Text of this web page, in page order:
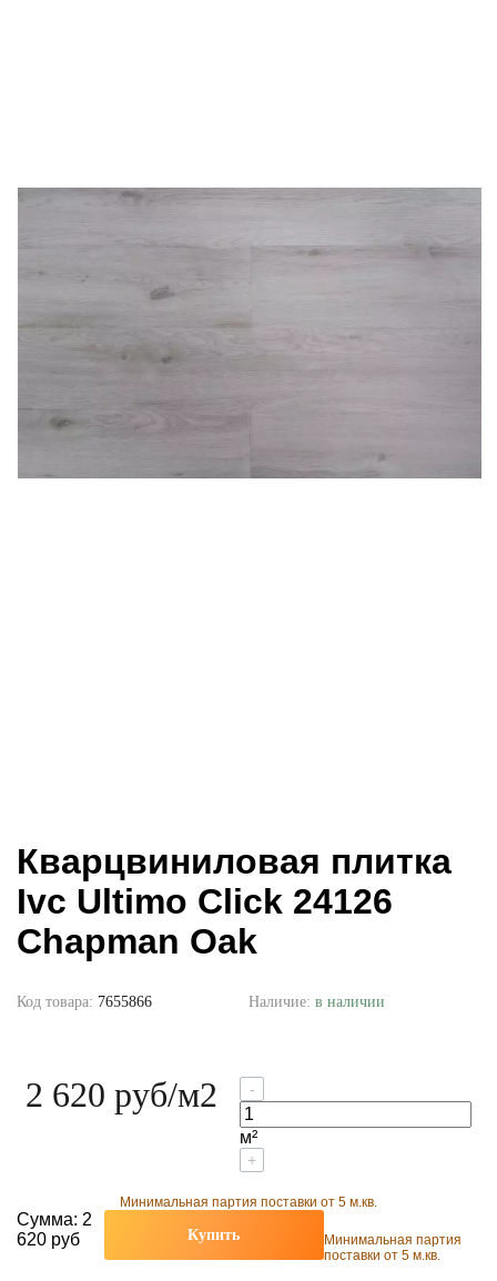
Кварцвиниловая плитка
Ivc Ultimo Click 24126
Chapman Oak
Код товара: 7655866 Наличие: в наличии
2 620 руб/м2 -
м²
+
Минимальная партия поставки от 5 м.кв.
Сумма: 2
620 руб
Купить
Минимальная партия
поставки от 5 м.кв.